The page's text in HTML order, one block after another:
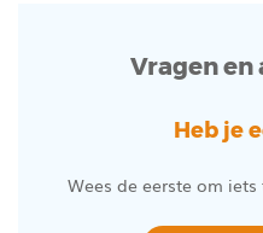
Vragen
Heb je
Wees de eerste om